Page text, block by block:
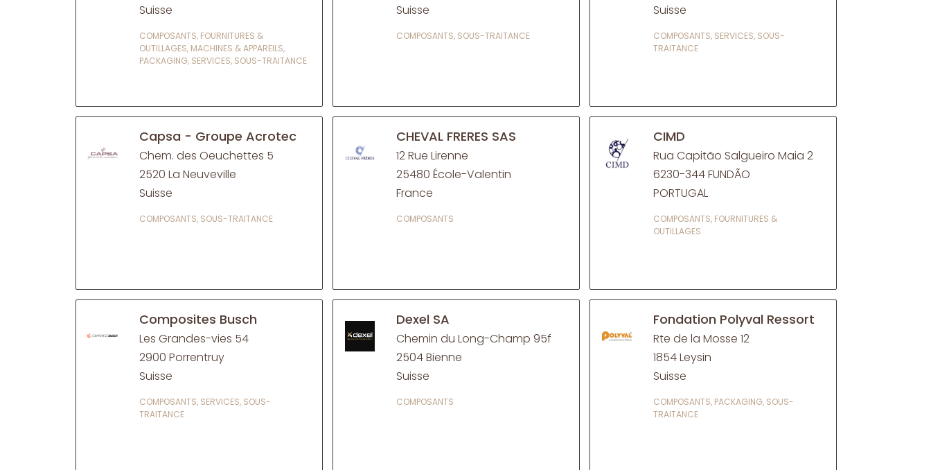
Suisse
COMPOSANTS, FOURNITURES &
OUTILLAGES, MACHINES & APPAREILS,
PACKAGING, SERVICES, SOUS-TRAITANCE
Suisse
COMPOSANTS, SOUS-TRAITANCE
Suisse
COMPOSANTS, SERVICES, SOUS-
TRAITANCE
Capsa - Groupe Acrotec
Chem. des Oeuchettes 5
2520 La Neuveville
Suisse
COMPOSANTS, SOUS-TRAITANCE
CHEVAL FRERES SAS
12 Rue Lirenne
25480 École-Valentin
France
COMPOSANTS
CIMD
Rua Capitão Salgueiro Maia 2
6230-344 FUNDÃO
PORTUGAL
COMPOSANTS, FOURNITURES &
OUTILLAGES
Composites Busch
Les Grandes-vies 54
2900 Porrentruy
Suisse
COMPOSANTS, SERVICES, SOUS-
TRAITANCE
Dexel SA
Chemin du Long-Champ 95f
2504 Bienne
Suisse
COMPOSANTS
Fondation Polyval Ressort
Rte de la Mosse 12
1854 Leysin
Suisse
COMPOSANTS, PACKAGING, SOUS-
TRAITANCE